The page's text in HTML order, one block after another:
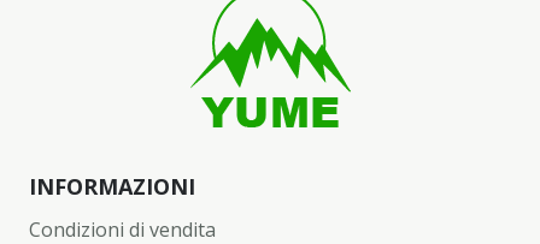
INFORMAZIONI
Condizioni di vendita